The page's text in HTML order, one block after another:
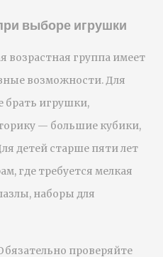
выборе игрушки
возрастная группа имеет
возможности. Для
брать игрушки,
— большие кубики,
детей старше пяти лет
где требуется мелкая
наборы для
проверяйте